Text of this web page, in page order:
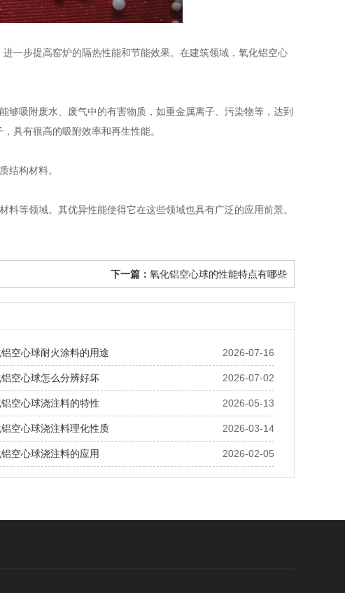
步提高窑炉的隔热性能和节能效果。在建筑领域，氧化铝空心
吸附废水、废气中的有害物质，如重金属离子、污染物等，达到
具有很高的吸附效率和再生性能。
构材料。
等领域。其优异性能使得它在这些领域也具有广泛的应用前景。
下一篇： 氧化铝空心球的性能特点有哪些
2026-07-16
空心球耐火涂料的用途
2026-07-02
空心球怎么分辨好坏
2026-05-13
空心球浇注料的特性
2026-03-14
空心球浇注料理化性质
2026-02-05
空心球浇注料的应用